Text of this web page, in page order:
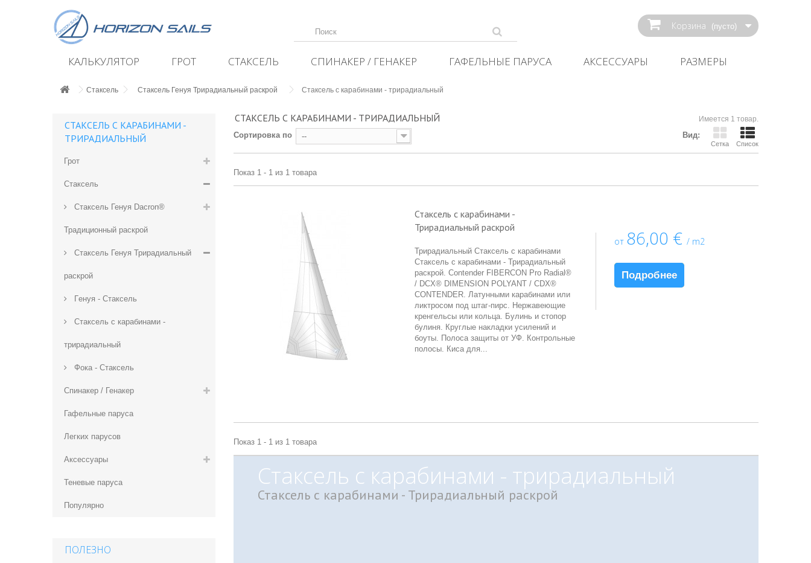
Корзина (пусто)
КАЛЬКУЛЯТОР ГРОТ СТАКСЕЛЬ СПИНАКЕР / ГЕНАКЕР ГАФЕЛЬНЫЕ ПАРУСА АКСЕССУАРЫ РАЗМЕРЫ
Стаксель Стаксель Генуя Трирадиальный раскрой Стаксель с карабинами - трирадиальный
СТАКСЕЛЬ С КАРАБИНАМИ -
ТРИРАДИАЛЬНЫЙ
Грот
Стаксель
Стаксель Генуя Dacron®
Традиционный раскрой
Стаксель Генуя Трирадиальный
раскрой
Гeнуя - Стаксель
Стаксель с карабинами -
трирадиальный
Фока - Cтаксель
Спинакер / Генакер
Гафельные паруса
Легких парусов
Аксессуары
Теневые паруса
Популярно
ПОЛЕЗНО
СТАКСЕЛЬ С КАРАБИНАМИ - ТРИРАДИАЛЬНЫЙ Имеется 1 товар.
Вид:
Сетка Список
Сортировка по --
Показ 1 - 1 из 1 товара
Стаксель с карабинами -
Трирадиальный раскрой
Трирадиальный Стаксель с карабинами
Стаксель с карабинами - Трирадиальный
раскрой. Contender FIBERCON Pro Radial®
/ DCX® DIMENSION POLYANT / CDX®
CONTENDER. Латунными карабинами или
ликтросом под штаг-пирс. Нержавеющие
кренгельсы или кольца. Булинь и стопор
булиня. Круглые накладки усилений и
боуты. Полоса защиты от УФ. Контрольные
полосы. Киса для...
от 86,00 € / m2
Подробнее
Показ 1 - 1 из 1 товара
Стаксель с карабинами - трирадиальный
Стаксель с карабинами - Трирадиальный раскрой